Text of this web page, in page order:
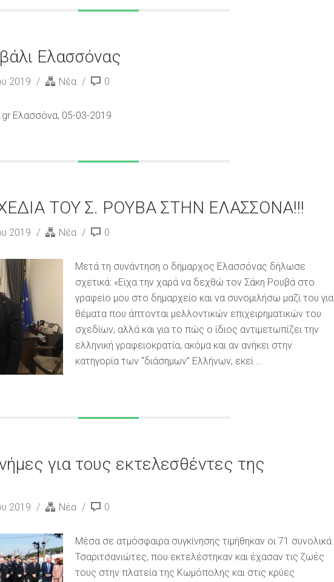
Ελασσόνας
2019 Νέα 0
Ελασσόνα, 05-03-2019
ΤΟΥ Σ. ΡΟΥΒΑ ΣΤΗΝ ΕΛΑΣΣΟΝΑ!!!
2019 Νέα 0
Μετά τη συνάντηση ο δήμαρχος Ελασσόνας δήλωσε
σχετικά: «Είχα την χαρά να δεχθώ τον Σάκη Ρουβά στο
γραφείο μου στο δημαρχείο και να συνομιλήσω μαζί του για
θέματα που άπτονται μελλοντικών επιχειρηματικών του
σχεδίων, αλλά και για το πώς ο ίδιος αντιμετωπίζει την
ελληνική γραφειοκρατία, ακόμα και αν ανήκει στην
κατηγορία των “διάσημων” Ελλήνων, εκεί ...
για τους εκτελεσθέντες της
2019 Νέα 0
Μέσα σε ατμόσφαιρα συγκίνησης τιμήθηκαν οι 71 συνολικά
Τσαριτσανιώτες, που εκτελέστηκαν και έχασαν τις ζωές
τους στην πλατεία της Κωμόπολης και στις κρύες